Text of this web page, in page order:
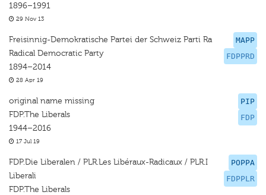
1896–1991
29 Nov 13
MAPP
FDPPRD
Freisinnig-Demokratische Partei der Schweiz Parti Ra
Radical Democratic Party
1894–2014
28 Apr 19
PIP
FDP
original name missing
FDP.The Liberals
1944–2016
17 Jul 19
POPPA
FDPPLR
FDP.Die Liberalen / PLR.Les Libéraux-Radicaux / PLR.I
Liberali
FDP.The Liberals